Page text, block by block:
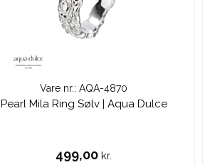
Vare nr.: AQA-4870
Pearl Mila Ring Sølv | Aqua Dulce
499,00kr.